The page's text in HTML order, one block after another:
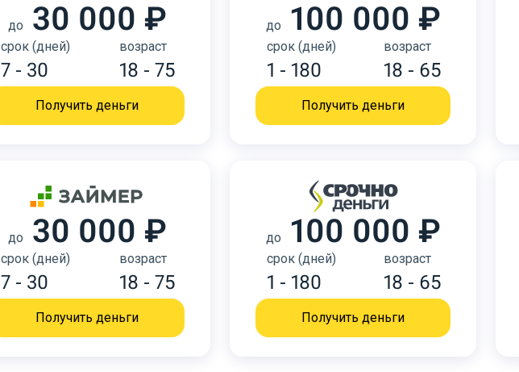
до 30 000 ₽
срок (дней)
7 - 30
возраст
18 - 75
Получить деньги
до 100 000 ₽
срок (дней)
1 - 180
возраст
18 - 65
Получить деньги
до 30 000 ₽
срок (дней)
7 - 30
возраст
18 - 75
Получить деньги
до 100 000 ₽
срок (дней)
1 - 180
возраст
18 - 65
Получить деньги